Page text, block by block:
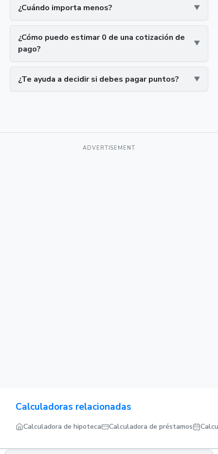
¿Cuándo importa menos?
¿Cómo puedo estimar 0 de una cotización de
pago?
¿Te ayuda a decidir si debes pagar puntos?
ADVERTISEMENT
Calculadoras relacionadas
Calculadora de hipoteca Calculadora de préstamos